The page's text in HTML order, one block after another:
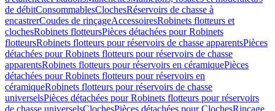
de débitConsommablesClochesRéservoirs de chasse à
encastrerCoudes de rinçageAccessoiresRobinets flotteurs et
clochesRobinets flotteursPièces détachées pour Robinets
flotteursRobinets flotteurs pour réservoirs de chasse apparentsPièces
détachées pour Robinets flotteurs pour réservoirs de chasse
apparentsRobinets flotteurs pour réservoirs en céramiquePièces
détachées pour Robinets flotteurs pour réservoirs en
céramiqueRobinets flotteurs pour réservoirs de chasse
universelsPièces détachées pour Robinets flotteurs pour réservoirs
de chasse universelsClochesPièces détachées pour ClochesRinçage